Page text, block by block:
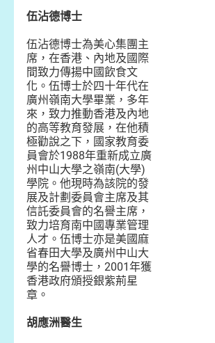
伍沾德博士
伍沾德博士為美心集團主
席，在香港、內地及國際
間致力傳揚中國飲食文
化。伍博士於四十年代在
廣州嶺南大學畢業，多年
來，致力推動香港及內地
的高等教育發展，在他積
極勸說之下，國家教育委
員會於1988年重新成立廣
州中山大學之嶺南(大學)
學院。他現時為該院的發
展及計劃委員會主席及其
信託委員會的名譽主席，
致力培育南中國專業管理
人才。伍博士亦是美國麻
省春田大學及廣州中山大
學的名譽博士，2001年獲
香港政府頒授銀紫荊星
章。
胡應洲醫生